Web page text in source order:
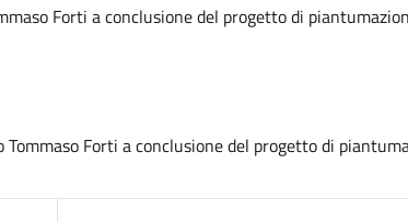
Forti a conclusione del progetto di